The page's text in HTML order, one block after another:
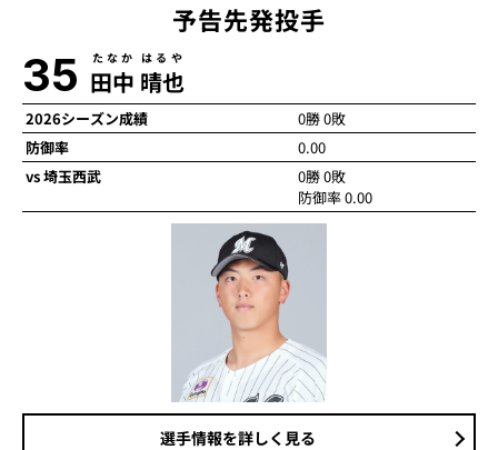
予告先発投手
35 田中 晴也
たなか はるや
2026シーズン成績
0勝 0敗
防御率
0.00
vs 埼玉西武
0勝 0敗
防御率 0.00
選手情報を詳しく見る